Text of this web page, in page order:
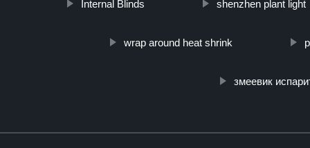
Internal Blinds shenzhen plant light
wrap around heat shrink
змеевик